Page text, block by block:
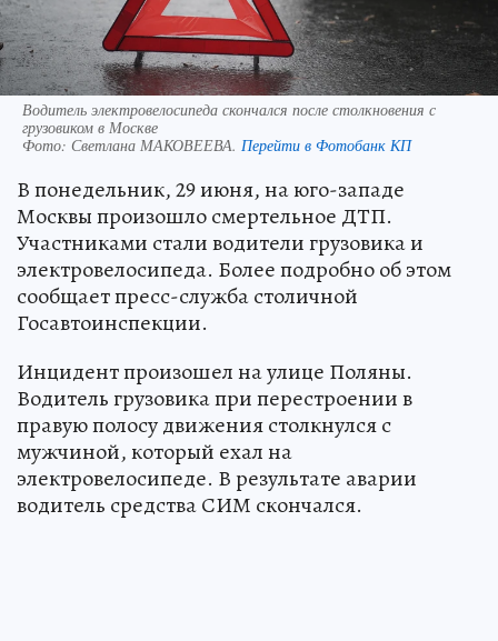
Водитель электровелосипеда скончался после столкновения с
грузовиком в Москве
Фото: Светлана МАКОВЕЕВА. Перейти в Фотобанк КП
В понедельник, 29 июня, на юго-западе
Москвы произошло смертельное ДТП.
Участниками стали водители грузовика и
электровелосипеда. Более подробно об этом
сообщает пресс-служба столичной
Госавтоинспекции.
Инцидент произошел на улице Поляны.
Водитель грузовика при перестроении в
правую полосу движения столкнулся с
мужчиной, который ехал на
электровелосипеде. В результате аварии
водитель средства СИМ скончался.